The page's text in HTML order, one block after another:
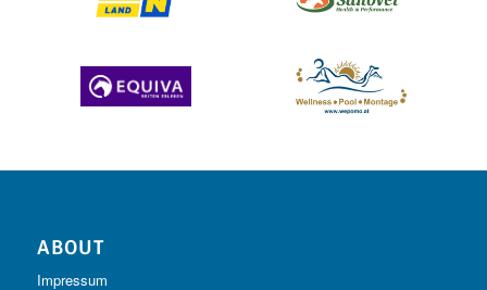
ABOUT
Impressum